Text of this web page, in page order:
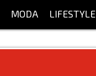
MODA LIFESTYLE